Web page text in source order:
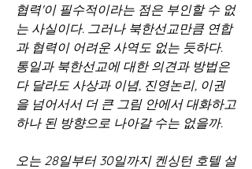
협력'이 필수적이라는 점은 부인할 수 없
는 사실이다. 그러나 북한선교만큼 연합
과 협력이 어려운 사역도 없는 듯하다.
통일과 북한선교에 대한 의견과 방법은
다 달라도 사상과 이념, 진영논리, 이권
을 넘어서서 더 큰 그림 안에서 대화하고
하나 된 방향으로 나아갈 수는 없을까.
오는 28일부터 30일까지 켄싱턴 호텔 설